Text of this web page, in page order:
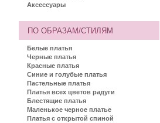
Аксессуары
ПО ОБРАЗАМ/СТИЛЯМ
Белые платья
Черные платья
Красные платья
Синие и голубые платья
Пастельные платья
Платья всех цветов радуги
Блестящие платья
Маленькое черное платье
Платья с открытой спиной